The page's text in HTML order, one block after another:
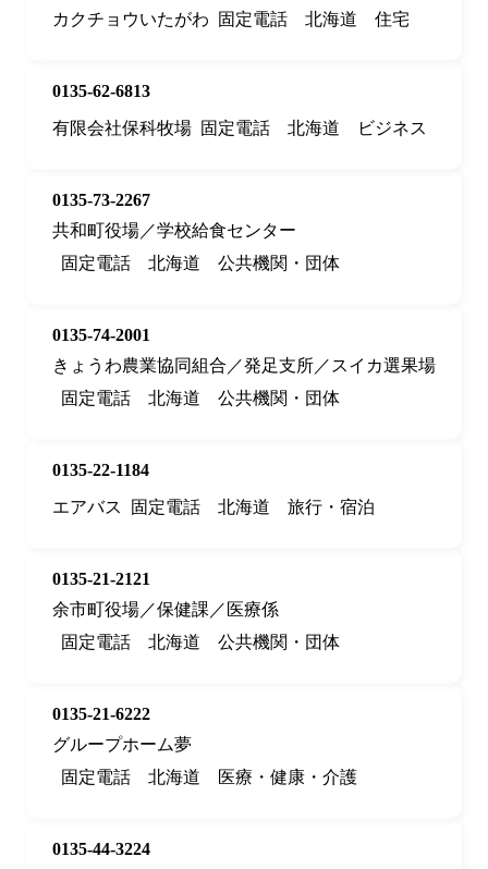
カクチョウいたがわ
固定電話 北海道 住宅
0135-62-6813
有限会社保科牧場 固定電話 北海道 ビジネス
0135-73-2267
共和町役場／学校給食センター
固定電話
北海道 公共機関・団体
0135-74-2001
きょうわ農業協同組合／発足支所／スイカ選果場
固定電話
北海道 公共機関・団体
0135-22-1184
エアバス
固定電話 北海道 旅行・宿泊
0135-21-2121
余市町役場／保健課／医療係
固定電話
北海道 公共機関・団体
0135-21-6222
グループホーム夢
固定電話
北海道 医療・健康・介護
0135-44-3224